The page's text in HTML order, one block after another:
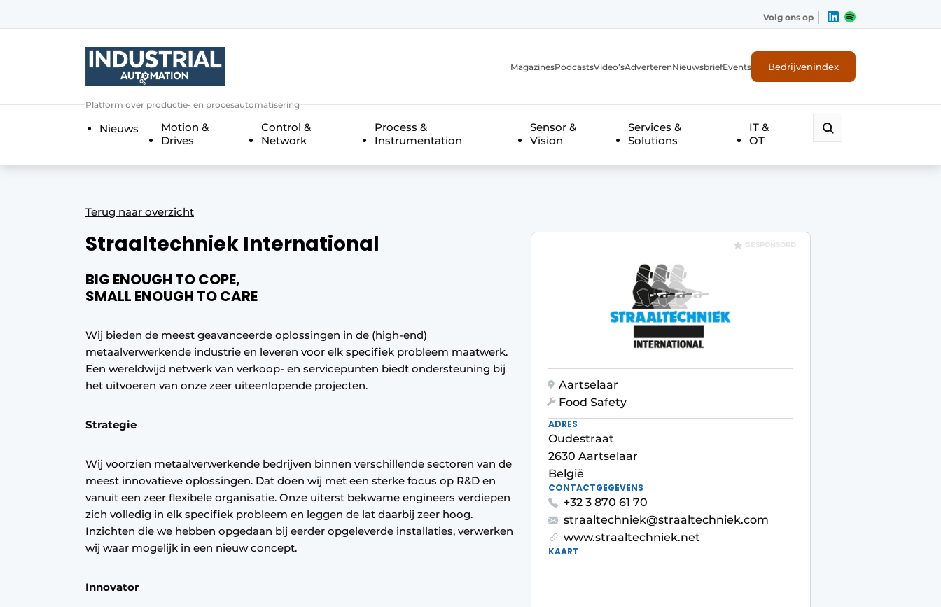
Algemene voorwaarden
Contact
Direct contact
Evenement aanmelden
Home
Nieuwsbrief
Podcasts
Privacy / Cookie statement
Vacature aanmelden
Vacatures
Volg ons op
Platform over productie- en procesautomatisering
MagazinesPodcastsVideo’sAdverterenNieuwsbriefEvents Bedrijvenindex
Nieuws
Motion &
Drives
Control &
Network
Process &
Instrumentation
Sensor &
Vision
Services &
Solutions
IT &
OT
Terug naar overzicht
Straaltechniek International
BIG ENOUGH TO COPE,
SMALL ENOUGH TO CARE
Wij bieden de meest geavanceerde oplossingen in de (high-end)
metaalverwerkende industrie en leveren voor elk specifiek probleem maatwerk.
Een wereldwijd netwerk van verkoop- en servicepunten biedt ondersteuning bij
het uitvoeren van onze zeer uiteenlopende projecten.
Strategie
Wij voorzien metaalverwerkende bedrijven binnen verschillende sectoren van de
meest innovatieve oplossingen. Dat doen wij met een sterke focus op R&D en
vanuit een zeer flexibele organisatie. Onze uiterst bekwame engineers verdiepen
zich volledig in elk specifiek probleem en leggen de lat daarbij zeer hoog.
Inzichten die we hebben opgedaan bij eerder opgeleverde installaties, verwerken
wij waar mogelijk in een nieuw concept.
Innovator
GESPONSORD
Aartselaar
Food Safety
ADRES
Oudestraat
2630 Aartselaar
België
CONTACTGEGEVENS
+32 3 870 61 70
straaltechniek@straaltechniek.com
www.straaltechniek.net
KAART